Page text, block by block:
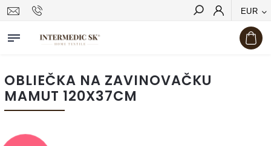
EUR
Hľadať
OBLIEČKA NA ZAVINOVAČKU
MAMUT 120X37CM